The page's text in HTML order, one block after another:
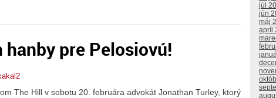
pre Pelosiovú!
The Hill v sobotu 20. februára advokát Jonathan Turley, ktorý
júl
jún
máj
apríl